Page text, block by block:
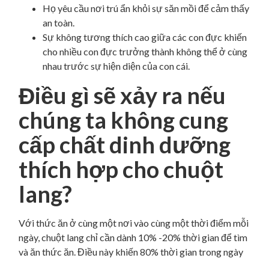
Họ yêu cầu nơi trú ẩn khỏi sự săn mồi để cảm thấy
an toàn.
Sự không tương thích cao giữa các con đực khiến
cho nhiều con đực trưởng thành không thể ở cùng
nhau trước sự hiện diện của con cái.
Điều gì sẽ xảy ra nếu
chúng ta không cung
cấp chất dinh dưỡng
thích hợp cho chuột
lang?
Với thức ăn ở cùng một nơi vào cùng một thời điểm mỗi
ngày, chuột lang chỉ cần dành 10% -20% thời gian để tìm
và ăn thức ăn. Điều này khiến 80% thời gian trong ngày